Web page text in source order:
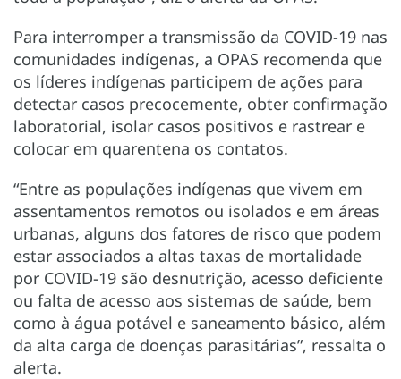
Para interromper a transmissão da COVID-19 nas
comunidades indígenas, a OPAS recomenda que
os líderes indígenas participem de ações para
detectar casos precocemente, obter confirmação
laboratorial, isolar casos positivos e rastrear e
colocar em quarentena os contatos.
“Entre as populações indígenas que vivem em
assentamentos remotos ou isolados e em áreas
urbanas, alguns dos fatores de risco que podem
estar associados a altas taxas de mortalidade
por COVID-19 são desnutrição, acesso deficiente
ou falta de acesso aos sistemas de saúde, bem
como à água potável e saneamento básico, além
da alta carga de doenças parasitárias”, ressalta o
alerta.